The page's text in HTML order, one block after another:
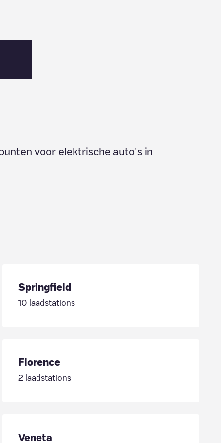
voor elektrische auto's in
Springfield
10 laadstations
Florence
2 laadstations
Veneta